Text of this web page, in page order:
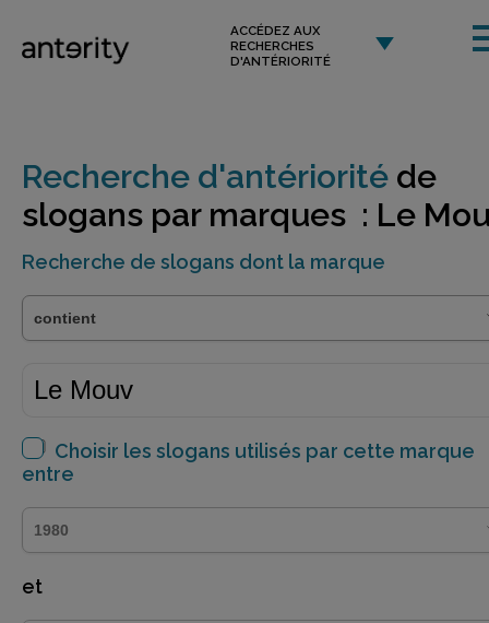
ACCÉDEZ AUX
RECHERCHES
D'ANTÉRIORITÉ
Recherche d'antériorité de
slogans par marques : Le
Recherche de slogans dont la marque
Choisir les slogans utilisés par cette marque
entre
et